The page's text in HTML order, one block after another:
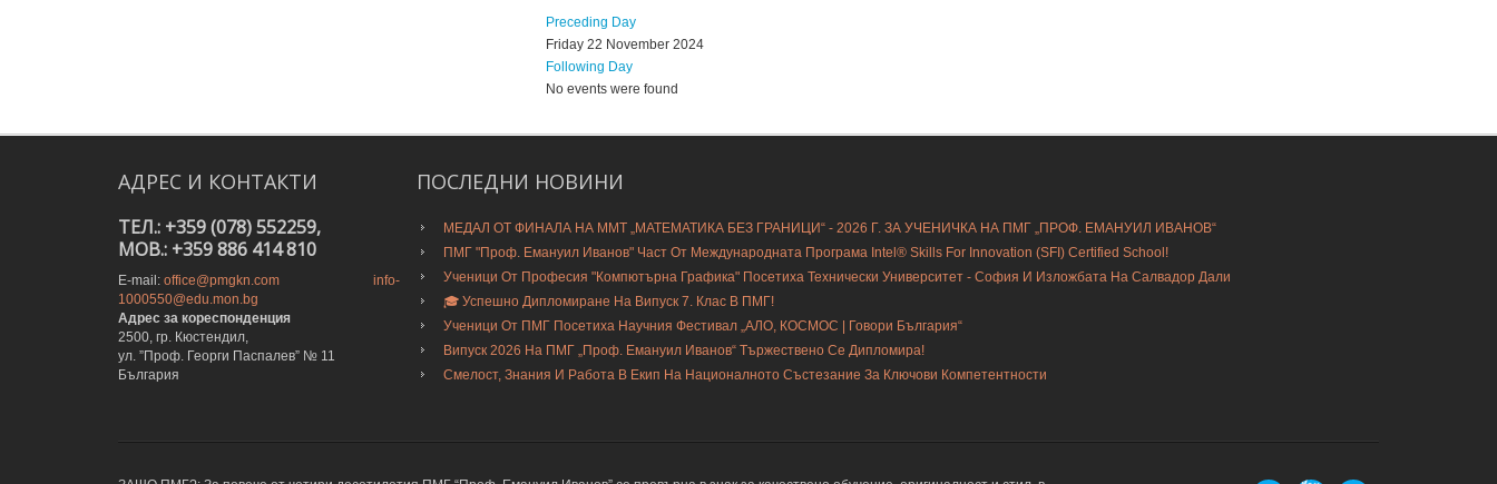
Preceding Day
Friday 22 November 2024
Following Day
No events were found
АДРЕС И КОНТАКТИ
ТЕЛ.: +359 (078) 552259,
MOB.: +359 886 414 810
E-mail: office@pmgkn.com
info-
1000550@edu.mon.bg
Адрес за кореспонденция
2500, гр. Кюстендил,
ул. ”Проф. Георги Паспалев” № 11
България
ПОСЛЕДНИ НОВИНИ
МЕДАЛ ОТ ФИНАЛА НА ММТ „МАТЕМАТИКА БЕЗ ГРАНИЦИ“ - 2026 Г. ЗА УЧЕНИЧКА НА ПМГ „ПРОФ. ЕМАНУИЛ ИВАНОВ“
ПМГ "Проф. Емануил Иванов" Част От Международната Програма Intel® Skills For Innovation (SFI) Certified School!
Ученици От Професия "Компютърна Графика" Посетиха Технически Университет - София И Изложбата На Салвадор Дали
🎓 Успешно Дипломиране На Випуск 7. Клас В ПМГ!
Ученици От ПМГ Посетиха Научния Фестивал „АЛО, КОСМОС | Говори България“
Випуск 2026 На ПМГ „Проф. Емануил Иванов“ Тържествено Се Дипломира!
Смелост, Знания И Работа В Екип На Националното Състезание За Ключови Компетентности